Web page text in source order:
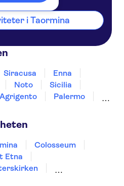
i Taormina
Siracusa
Enna
Noto
Sicilia
Agrigento
Palermo
Colosseum
Etna